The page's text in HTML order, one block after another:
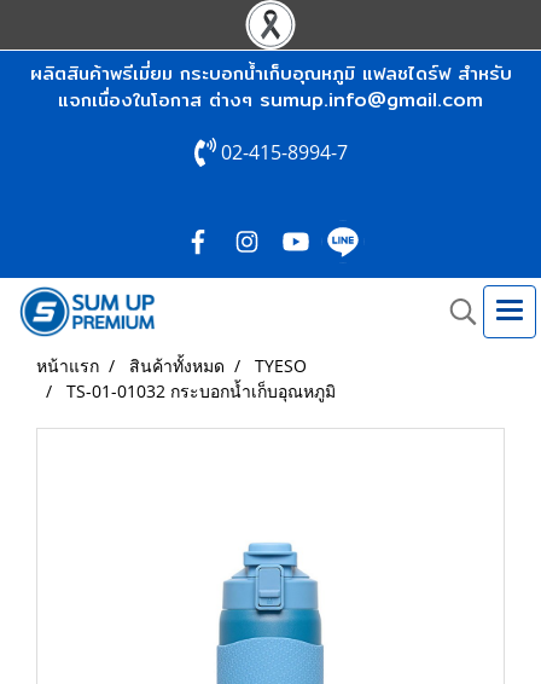
ผลิตสินค้าพรีเมี่ยม กระบอกน้ำเก็บอุณหภูมิ แฟลชไดร์ฟ สำหรับ
แจกเนื่องในโอกาส ต่างๆ sumup.info@gmail.com
02-415-8994-7
หน้าแรก สินค้าทั้งหมด
TYESO
TS-01-01032 กระบอกน้ำเก็บอุณหภูมิ